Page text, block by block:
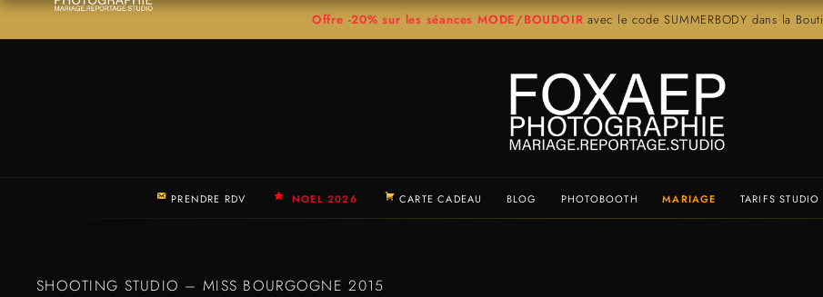
Offre -20% sur les séances MODE/BOUDOIR avec le code SUMMERBODY dans la
PRENDRE RDV NOEL 2026 CARTE CADEAU BLOG PHOTOBOOTH MARIAGE TARIFS STUDIO
SHOOTING STUDIO – MISS BOURGOGNE 2015